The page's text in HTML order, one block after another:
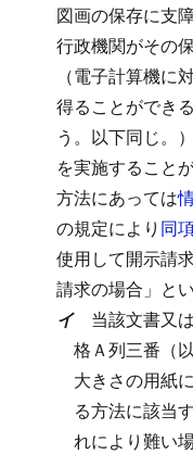
図画の保存に支
行政機関がその
（電子計算機に
得ることができ
う。以下同じ。
を実施すること
方法にあっては
の規定により 同
使用して開示請
請求の場合」と
イ 当該文書又
格Ａ列三番（
大きさの用紙
る方法に該当
れにより難い